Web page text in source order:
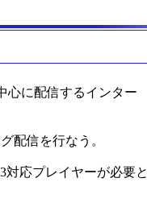
心に配信するインター
配信を行なう。
対応プレイヤーが必要と